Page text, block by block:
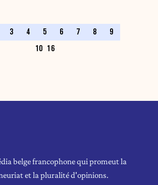
3 4 5 6 7 8
9
10 16
belge francophone qui promeut la
et la pluralité d'opinions.